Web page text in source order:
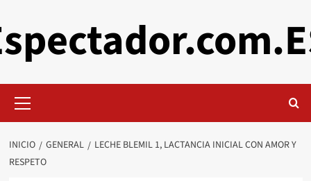
al
contenido
primario
INICIO GENERAL
LECHE BLEMIL 1, LACTANCIA INICIAL CON AMOR Y
RESPETO